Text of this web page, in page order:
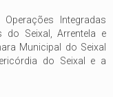
Integradas
do Seixal, Arrentela e
Municipal do Seixal
do Seixal e a